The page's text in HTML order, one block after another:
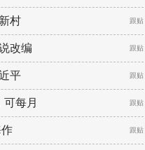
村 跟贴
改编 跟贴
平 跟贴
每月 跟贴
跟贴